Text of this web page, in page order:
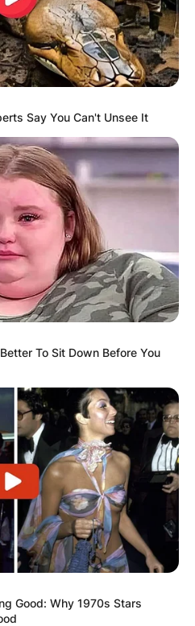
Say You Can't Unsee It
To Sit Down Before You
Good: Why 1970s Stars